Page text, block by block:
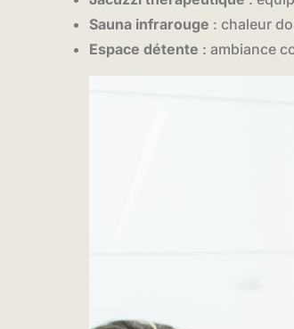
Sauna infrarouge : chaleur
Espace détente : ambiance